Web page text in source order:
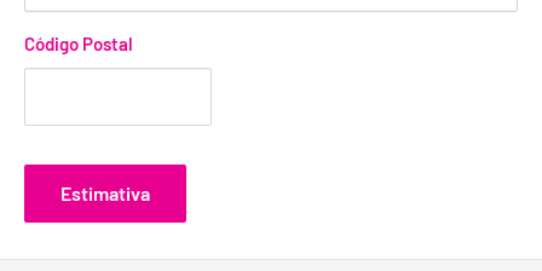
Código Postal
Estimativa